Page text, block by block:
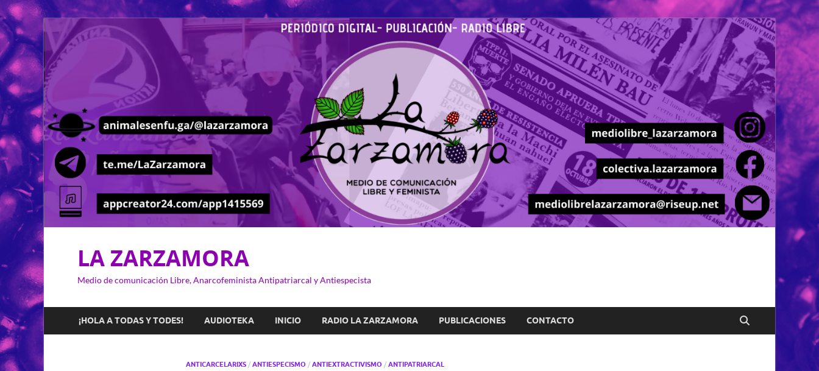
LA ZARZAMORA
Medio de comunicación Libre, Anarcofeminista Antipatriarcal y Antiespecista
¡HOLA A TODAS Y TODES! AUDIOTEKA INICIO RADIO LA ZARZAMORA PUBLICACIONES CONTACTO
ANTICARCELARIXS/ ANTIESPECISMO / ANTIEXTRACTIVISMO / ANTIPATRIARCAL